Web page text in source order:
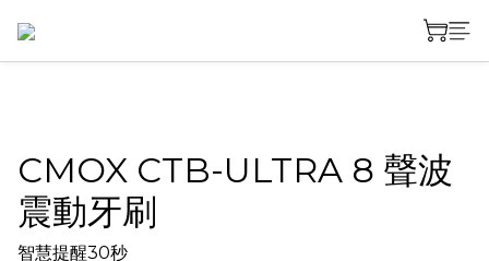
CMOX CTB-ULTRA 8 聲波
震動牙刷
智慧提醒30秒